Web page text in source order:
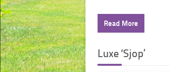
Read More
Luxe ‘Sjop’